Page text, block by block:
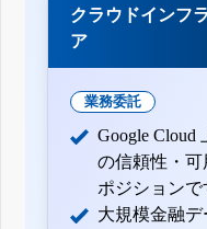
クラウドインフ
ア
業務委託
Google Cloud
の信頼性・可
ポジションで
大規模金融